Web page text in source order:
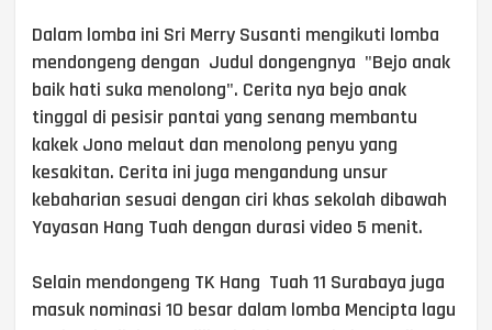
Dalam lomba ini Sri Merry Susanti mengikuti lomba
mendongeng dengan Judul dongengnya "Bejo anak
baik hati suka menolong". Cerita nya bejo anak
tinggal di pesisir pantai yang senang membantu
kakek Jono melaut dan menolong penyu yang
kesakitan. Cerita ini juga mengandung unsur
kebaharian sesuai dengan ciri khas sekolah dibawah
Yayasan Hang Tuah dengan durasi video 5 menit.
Selain mendongeng TK Hang Tuah 11 Surabaya juga
masuk nominasi 10 besar dalam lomba Mencipta lagu